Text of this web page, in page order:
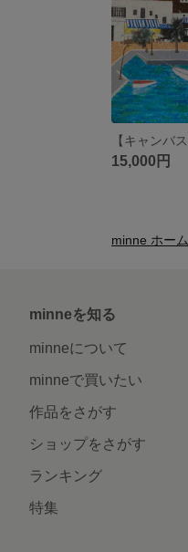
15,000円
minne ホーム
minneを知る
minneについて
minneで買いたい
作品をさがす
ショップをさがす
ランキング
特集